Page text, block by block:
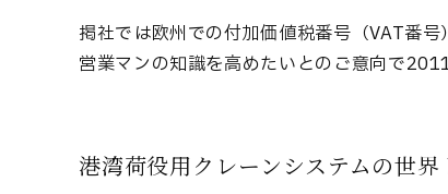
掲社では欧州での付加価値税番号（VAT番
営業マンの知識を高めたいとのご意向で
港湾荷役用クレーンシステムの世界